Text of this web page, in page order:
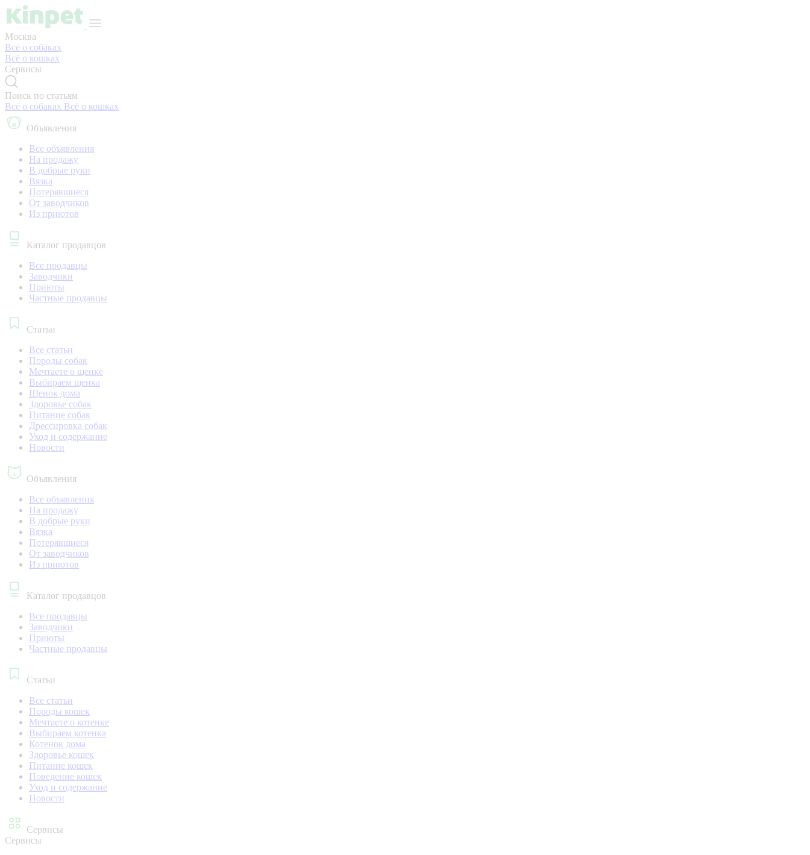
Москва
Всё о собаках
Всё о кошках
Сервисы
Поиск по статьям
Всё о собаках Всё о кошках
Объявления
Все объявления
На продажу
В добрые руки
Вязка
Потерявшиеся
От заводчиков
Из приютов
Каталог продавцов
Все продавцы
Заводчики
Приюты
Частные продавцы
Статьи
Все статьи
Породы собак
Мечтаете о щенке
Выбираем щенка
Щенок дома
Здоровье собак
Питание собак
Дрессировка собак
Уход и содержание
Новости
Объявления
Все объявления
На продажу
В добрые руки
Вязка
Потерявшиеся
От заводчиков
Из приютов
Каталог продавцов
Все продавцы
Заводчики
Приюты
Частные продавцы
Статьи
Все статьи
Породы кошек
Мечтаете о котенке
Выбираем котенка
Котенок дома
Здоровье кошек
Питание кошек
Поведение кошек
Уход и содержание
Новости
Сервисы
Сервисы